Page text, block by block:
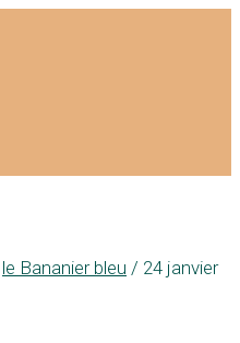
le Bananier bleu / 24 janvier